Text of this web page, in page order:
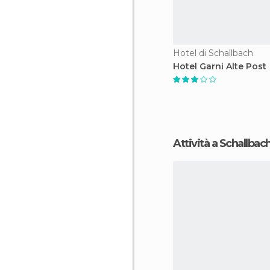
Hotel di Schallbach
Hotel Garni Alte Post
Attività a